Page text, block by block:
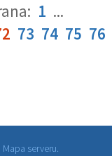
1 ...
73 74 75 76
Mapa serveru.